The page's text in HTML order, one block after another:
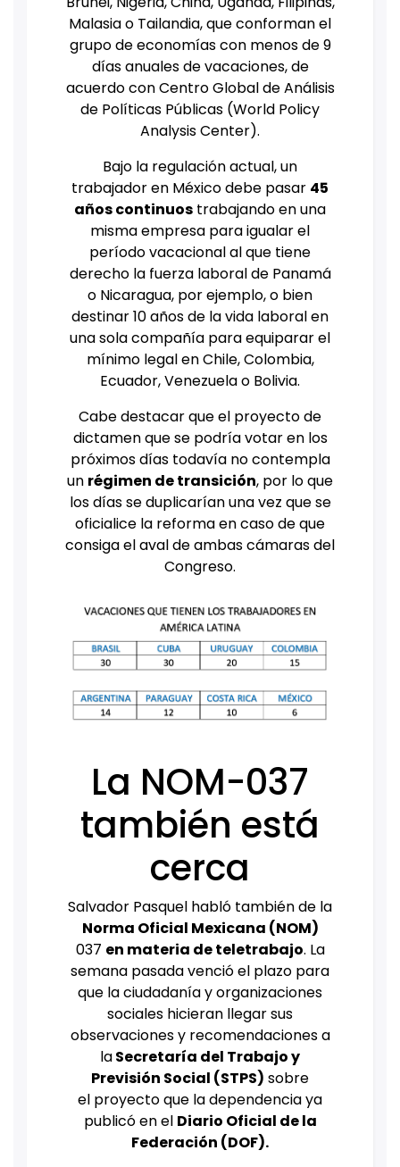
Malasia o Tailandia, que conforman el
grupo de economías con menos de 9
días anuales de vacaciones, de
acuerdo con Centro Global de Análisis
de Políticas Públicas (World Policy
Analysis Center).
Bajo la regulación actual, un
trabajador en México debe pasar 45
años continuos trabajando en una
misma empresa para igualar el
período vacacional al que tiene
derecho la fuerza laboral de Panamá
o Nicaragua, por ejemplo, o bien
destinar 10 años de la vida laboral en
una sola compañía para equiparar el
mínimo legal en Chile, Colombia,
Ecuador, Venezuela o Bolivia.
Cabe destacar que el proyecto de
dictamen que se podría votar en los
próximos días todavía no contempla
un régimen de transición, por lo que
los días se duplicarían una vez que se
oficialice la reforma en caso de que
consiga el aval de ambas cámaras del
Congreso.
La NOM-037
también está
cerca
Salvador Pasquel habló también de la
Norma Oficial Mexicana (NOM)
037 en materia de teletrabajo. La
semana pasada venció el plazo para
que la ciudadanía y organizaciones
sociales hicieran llegar sus
observaciones y recomendaciones a
laSecretaría del Trabajo y
Previsión Social (STPS) sobre
el proyecto que la dependencia ya
publicó en el Diario Oficial de la
Federación (DOF).